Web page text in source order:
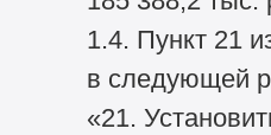
1.4. Пункт 21
в следующей
«21.